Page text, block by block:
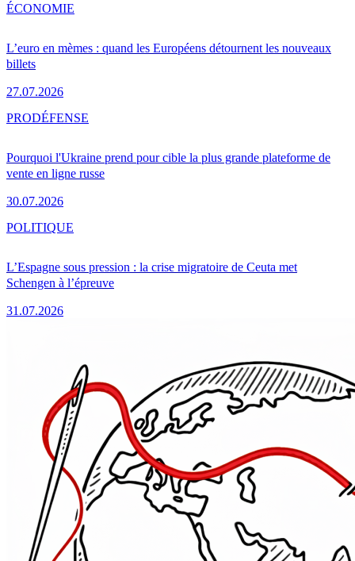
L’euro en mèmes : quand les Européens détournent les nouveaux
billets
27.07.2026
ÉCONOMIE
Pourquoi l'Ukraine prend pour cible la plus grande plateforme de
vente en ligne russe
30.07.2026
PRODÉFENSE
L’Espagne sous pression : la crise migratoire de Ceuta met
Schengen à l’épreuve
31.07.2026
POLITIQUE